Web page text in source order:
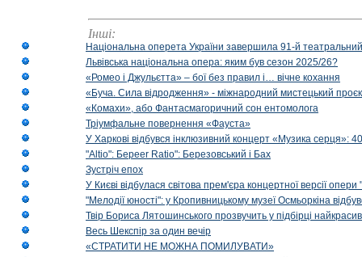
Інші:
Національна оперета України завершила 91-й
Львівська національна опера: яким був сезон 2025/26?
«Ромео і Джульєтта» – бої без правил і… вічне кохання
«Буча. Сила відродження» - міжнародний мистецький
«Комахи», або Фантасмагоричний сон ентомолога
Тріумфальне повернення «Фауста»
У Харкові відбувся інклюзивний концерт «Музика серця»:
"Altio": Береer Ratio": Березовський і Бах
Зустріч епох
У Києві відбулася світова прем'єра концертної версії
"Мелодії юності": у Кропивницькому музеї Осмьоркіна
Твір Бориса Лятошинського прозвучить у підбірці
Весь Шекспір за один вечір
«СТРАТИТИ НЕ МОЖНА ПОМИЛУВАТИ»